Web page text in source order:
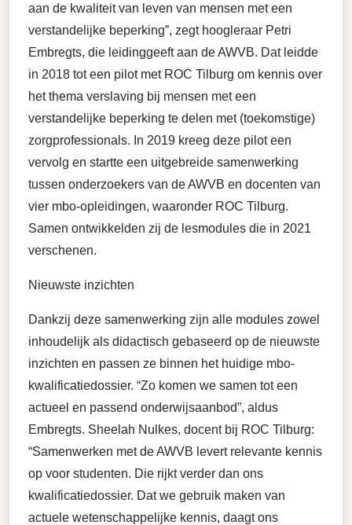
aan de kwaliteit van leven van mensen met een
verstandelijke beperking”, zegt hoogleraar Petri
Embregts, die leidinggeeft aan de AWVB. Dat leidde
in 2018 tot een pilot met ROC Tilburg om kennis over
het thema verslaving bij mensen met een
verstandelijke beperking te delen met (toekomstige)
zorgprofessionals. In 2019 kreeg deze pilot een
vervolg en startte een uitgebreide samenwerking
tussen onderzoekers van de AWVB en docenten van
vier mbo-opleidingen, waaronder ROC Tilburg.
Samen ontwikkelden zij de lesmodules die in 2021
verschenen.
Nieuwste inzichten
Dankzij deze samenwerking zijn alle modules zowel
inhoudelijk als didactisch gebaseerd op de nieuwste
inzichten en passen ze binnen het huidige mbo-
kwalificatiedossier. “Zo komen we samen tot een
actueel en passend onderwijsaanbod”, aldus
Embregts. Sheelah Nulkes, docent bij ROC Tilburg:
“Samenwerken met de AWVB levert relevante kennis
op voor studenten. Die rijkt verder dan ons
kwalificatiedossier. Dat we gebruik maken van
actuele wetenschappelijke kennis, daagt ons